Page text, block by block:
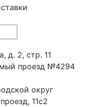
д. 2, стр. 11
проезд №4294
округ
11с2